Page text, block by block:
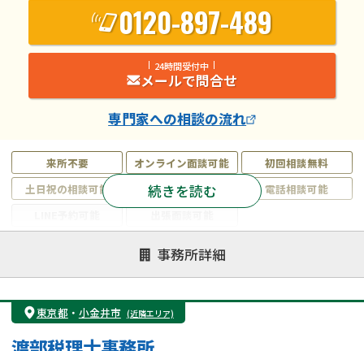
来所不要 オンライン面談可能
初回相談無料
土日祝の相談可能
19時以降電話可能
電話相談可能
遺言書作成・遺言執行
相続放棄
相続登記
遺産分割
遺留分侵害額請求
相続税申告
相続手続き
銀行手続き
続きを読む
0120-897-489
24時間受付中
メールで問合せ
専門家への相談の流れ
事務所詳細
東京都 ・ 小金井市 (近隣エリア)